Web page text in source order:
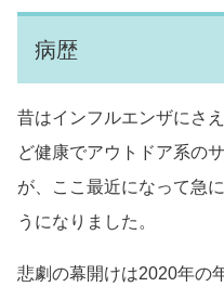
病歴
昔はインフルエンザにさ
ど健康でアウトドア系の
が、ここ最近になって急
うになりました。
悲劇の幕開けは2020年の